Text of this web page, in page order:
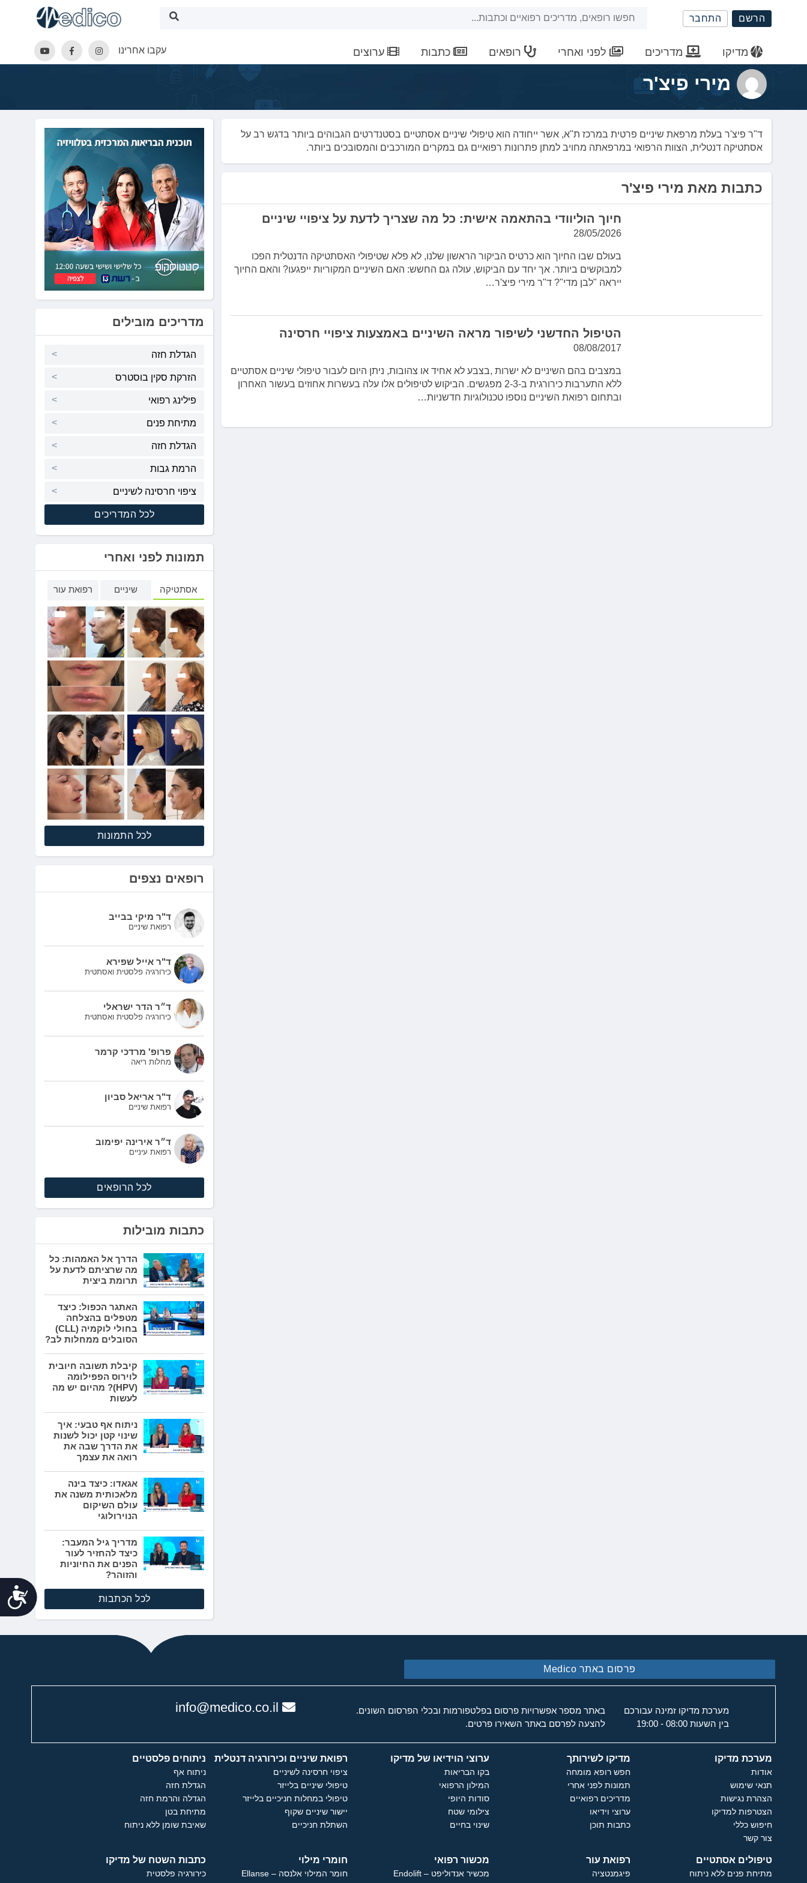
הַמְּסַיַּעַת
הרשם התחבר
חיפוש
מדיקו מדריכים לפני ואחרי רופאים כתבות ערוצים עקבו אחרינו
מירי פיצ'ר
ד"ר פיצ'ר בעלת מרפאת שיניים פרטית במרכז ת"א, אשר ייחודה הוא טיפולי שיניים אסתטיים בסטנדרטים הגבוהים ביותר בדגש רב על
אסתטיקה דנטלית, הצוות הרפואי במרפאתה מחויב למתן פתרונות רפואיים גם במקרים המורכבים והמסובכים ביותר.
כתבות מאת מירי פיצ'ר
חיוך הוליוודי בהתאמה אישית: כל מה שצריך לדעת על ציפויי שיניים
28/05/2026
בעולם שבו החיוך הוא כרטיס הביקור הראשון שלנו, לא פלא שטיפולי האסתטיקה הדנטלית הפכו
למבוקשים ביותר. אך יחד עם הביקוש, עולה גם החשש: האם השיניים המקוריות ייפגעו? והאם החיוך
ייראה "לבן מדי"? ד"ר מירי פיצ'ר…
הטיפול החדשני לשיפור מראה השיניים באמצעות ציפויי חרסינה
08/08/2017
במצבים בהם השיניים לא ישרות ,בצבע לא אחיד או צהובות, ניתן היום לעבור טיפולי שיניים אסתטיים
ללא התערבות כירורגית ב-2-3 מפגשים. הביקוש לטיפולים אלו עלה בעשרות אחוזים בעשור האחרון
ובתחום רפואת השיניים נוספו טכנולוגיות חדשניות…
מדריכים מובילים
הגדלת חזה
הזרקת סקין בוסטרס
פילינג רפואי
מתיחת פנים
הגדלת חזה
הרמת גבות
ציפוי חרסינה לשיניים
לכל המדריכים
תמונות לפני ואחרי
אסתטיקה שיניים רפואת עור
לכל התמונות
רופאים נצפים
ד"ר מיקי בבייב
רפואת שיניים
ד"ר אייל שפירא
כירורגיה פלסטית ואסתטית
ד״ר הדר ישראלי
כירורגיה פלסטית ואסתטית
פרופ' מרדכי קרמר
מחלות ריאה
ד"ר אריאל סביון
רפואת שיניים
ד״ר אירינה יפימוב
רפואת עיניים
לכל הרופאים
כתבות מובילות
הדרך אל האמהות: כל
מה שרציתם לדעת על
תרומת ביצית
האתגר הכפול: כיצד
מטפלים בהצלחה
בחולי לוקמיה (CLL)
הסובלים ממחלות לב?
קיבלת תשובה חיובית
לוירוס הפפילומה
(HPV)? מהיום יש מה
לעשות
ניתוח אף טבעי: איך
שינוי קטן יכול לשנות
את הדרך שבה את
רואה את עצמך
אגאדו: כיצד בינה
מלאכותית משנה את
עולם השיקום
הנוירולוגי
מדריך גיל המעבר:
כיצד להחזיר לעור
הפנים את החיוניות
והזוהר?
לכל הכתבות
פרסום באתר Medico
מערכת מדיקו זמינה עבורכם
בין השעות 08:00 - 19:00
באתר מספר אפשרויות פרסום בפלטפורמות ובכלי הפרסום השונים.
להצעה לפרסם באתר השאירו פרטים.
info@medico.co.il
מערכת מדיקו
אודות
תנאי שימוש
הצהרת נגישות
הצטרפות למדיקו
חיפוש כללי
צור קשר
מדיקו לשירותך
חפש רופא מומחה
תמונות לפני אחרי
מדריכים רפואיים
ערוצי וידיאו
כתבות תוכן
ערוצי הוידיאו של מדיקו
בקו הבריאות
המילון הרפואי
סודות היופי
צילומי שטח
שינוי בחיים
רפואת שיניים וכירורגיה דנטלית
ציפוי חרסינה לשיניים
טיפולי שיניים בלייזר
טיפולי במחלות חניכיים בלייזר
יישור שיניים שקוף
השתלת חניכיים
ניתוחים פלסטיים
ניתוח אף
הגדלת חזה
הגדלה והרמת חזה
מתיחת בטן
שאיבת שומן ללא ניתוח
טיפולים אסתטיים
מתיחת פנים ללא ניתוח
רפואת עור
פיגמנטציה
מכשור רפואי
מכשיר אנדוליפט – Endolift
חומרי מילוי
חומר המילוי אלנסה – Ellanse
כתבות השטח של מדיקו
כירורגיה פלסטית